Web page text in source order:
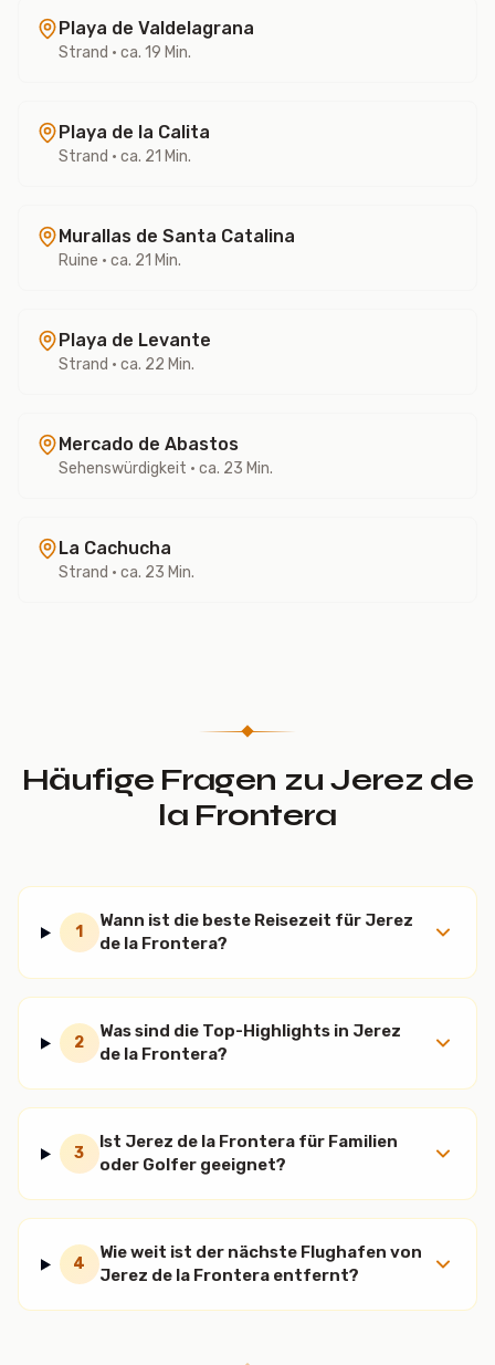
Playa de Valdelagrana
Strand • ca. 19 Min.
Playa de la Calita
Strand • ca. 21 Min.
Murallas de Santa Catalina
Ruine • ca. 21 Min.
Playa de Levante
Strand • ca. 22 Min.
Mercado de Abastos
Sehenswürdigkeit • ca. 23 Min.
La Cachucha
Strand • ca. 23 Min.
Häufige Fragen zu Jerez de
la Frontera
1
Wann ist die beste Reisezeit für Jerez
de la Frontera?
2
Was sind die Top-Highlights in Jerez
de la Frontera?
3
Ist Jerez de la Frontera für Familien
oder Golfer geeignet?
4
Wie weit ist der nächste Flughafen von
Jerez de la Frontera entfernt?